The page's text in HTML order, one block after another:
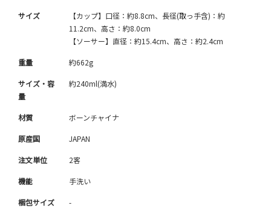
サイズ
【カップ】口径：約8.8cm、長径(取っ手含)：約
11.2cm、高さ：約8.0cm
【ソーサー】直径：約15.4cm、高さ：約2.4cm
重量 約662g
サイズ・容
量
約240ml(満水)
材質 ボーンチャイナ
原産国 JAPAN
注文単位 2客
機能 手洗い
梱包サイズ -